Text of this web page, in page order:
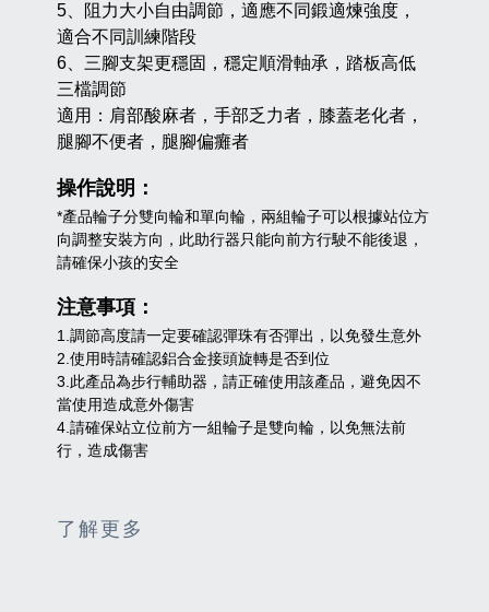
5、阻力大小自由調節，適應不同鍛適煉強度，
適合不同訓練階段
6、三腳支架更穩固，穩定順滑軸承，踏板高低
三檔調節
適用：肩部酸麻者，手部乏力者，膝蓋老化者，
腿腳不便者，腿腳偏癱者
操作說明：
*產品輪子分雙向輪和單向輪，兩組輪子可以根據站位方
向調整安裝方向，此助行器只能向前方行駛不能後退，
請確保小孩的安全
注意事項：​
1.調節高度請一定要確認彈珠有否彈出，以免發生意外
2.使用時請確認鋁合金接頭旋轉是否到位
3.此產品為步行輔助器，請正確使用該產品，避免因不
當使用造成意外傷害
4.請確保站立位前方一組輪子是雙向輪，以免無法前
行，造成傷害
了解更多